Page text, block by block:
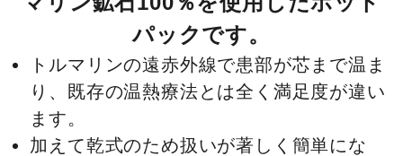
特定商取引法に基づく表記
サイトマップ
パックです。
トルマリンの遠赤外線で患部が芯まで温ま
り、既存の温熱療法とは全く満足度が違い
ます。
加えて乾式のため扱いが著しく簡単にな